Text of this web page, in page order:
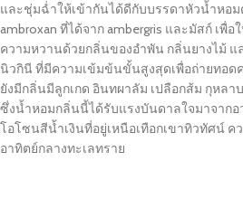
และชุ่มฉ่ำให้เข้ากันได้ดีกับบรรดาหัวน้ำหอม
ambroxan ที่ได้จาก ambergris และมัสก์ เพื่
ความหวานด้วยกลิ่นของอำพัน กลิ่นยางไม้
นิวกินี ที่มีความเข้มข้นขั้นสูงสุดเพื่อถ่ายทอด
ยังมีกลิ่นมีลูกเกด อินทผาลัม เปลือกส้ม กุหลา
ซึ่งน้ำหอมกลิ่นนี้ได้รับแรงบันดาลใจมาจาก
โอโซนสีน้ำเงินที่อยู่เหนือเทือกเขาทิวทัศน์ ค
อาทิตย์กลางทะเลทราย